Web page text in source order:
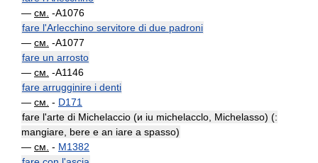
— см. -A1076
fare l'Arlecchino servitore di due padroni
— см. -A1077
fare un arrosto
— см. -A1146
fare arrugginire i denti
— см. - D171
fare l'arte di Michelaccio (и iu michelacclo, Michelasso) (:
mangiare, bere e an iare a spasso)
— см. - M1382